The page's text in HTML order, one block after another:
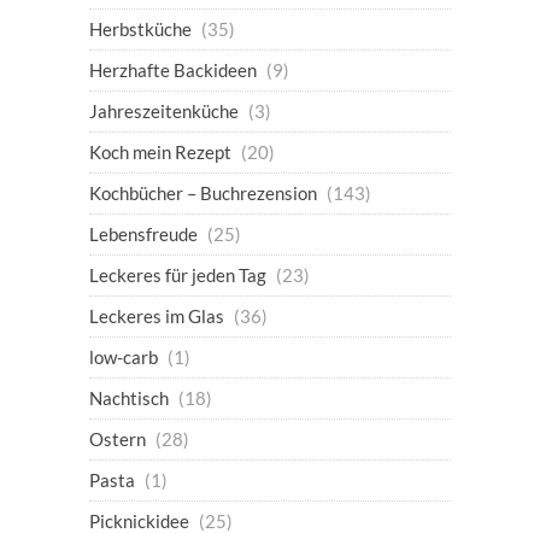
Herbstküche (35)
Herzhafte Backideen (9)
Jahreszeitenküche (3)
Koch mein Rezept (20)
Kochbücher – Buchrezension (143)
Lebensfreude (25)
Leckeres für jeden Tag (23)
Leckeres im Glas (36)
low-carb (1)
Nachtisch (18)
Ostern (28)
Pasta (1)
Picknickidee (25)